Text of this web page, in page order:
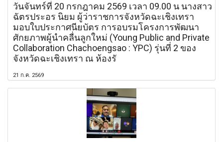
วันจันทร์ที่ 20 กรกฎาคม 2569 เวลา 09.00 น นางสาว
ฉัตรประอร นิยม ผู้ว่าราชการจังหวัดฉะเชิงเทรา
มอบใบประกาศนียบัตร การอบรมโครงการพัฒนา
ศักยภาพผู้นำคลื่นลูกใหม่ (Young Public and Private
Collaboration Chachoengsao : YPC) รุ่นที่ 2 ของ
จังหวัดฉะเชิงเทรา ณ ห้องรั
21 ก.ค. 2569